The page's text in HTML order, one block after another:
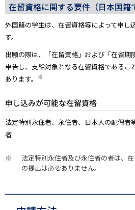
在留資格に関する要件（日本国籍
外国籍の学生は、在留資格等によって申し
す。
出願の際は、「在留資格」および「在留期
申告し、支給対象となる在留資格であるこ
あります。
※
申し込みが可能な在留資格
法定特別永住者、永住者、日本人の配偶者
者
法定特別永住者及び永住者の者は、
の提出は必要ありません。